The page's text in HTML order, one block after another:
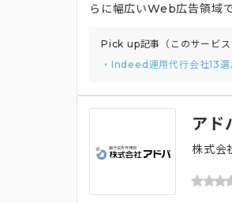
らに幅広いWeb広告領域
として、自動SMS送信サ
募者へ24時間、365日対
Pick up記事（このサービス
・Indeed運用代行会社13
ア
株式会